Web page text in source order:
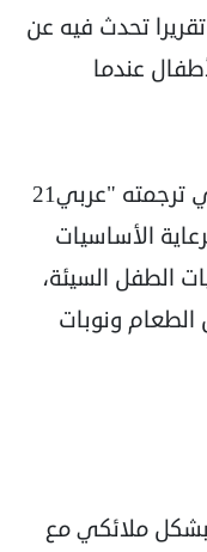
تحدث فيه عن
عندما
وقال الموقع، في هذا التقرير الذي ترجمته "عربي21
الأساسيات
الطفل السيئة،
الطعام ونوبات
بشكل ملائكي مع